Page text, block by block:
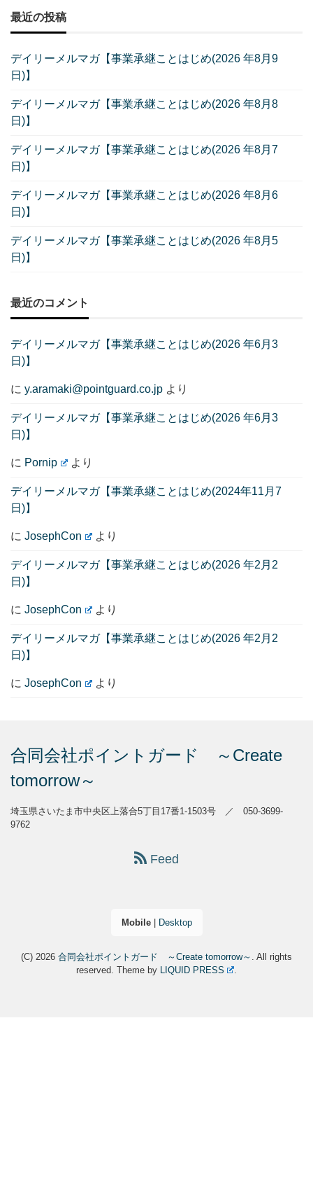
最近の投稿
デイリーメルマガ【事業承継ことはじめ(2026 年8月9
日)】
デイリーメルマガ【事業承継ことはじめ(2026 年8月8
日)】
デイリーメルマガ【事業承継ことはじめ(2026 年8月7
日)】
デイリーメルマガ【事業承継ことはじめ(2026 年8月6
日)】
デイリーメルマガ【事業承継ことはじめ(2026 年8月5
日)】
最近のコメント
デイリーメルマガ【事業承継ことはじめ(2026 年6月3
日)】
に y.aramaki@pointguard.co.jp より
デイリーメルマガ【事業承継ことはじめ(2026 年6月3
日)】
に Pornip より
デイリーメルマガ【事業承継ことはじめ(2024年11月7
日)】
に JosephCon より
デイリーメルマガ【事業承継ことはじめ(2026 年2月2
日)】
に JosephCon より
デイリーメルマガ【事業承継ことはじめ(2026 年2月2
日)】
に JosephCon より
合同会社ポイントガード ～Create
tomorrow～
埼玉県さいたま市中央区上落合5丁目17番1-1503号 ／ 050-3699-
9762
Feed
Mobile| Desktop
(C) 2026 合同会社ポイントガード ～Create tomorrow～ . All rights
reserved.Theme by LIQUID PRESS .